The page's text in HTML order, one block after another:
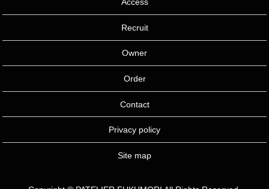
Access
Recruit
Owner
Order
Contact
Privacy policy
Site map